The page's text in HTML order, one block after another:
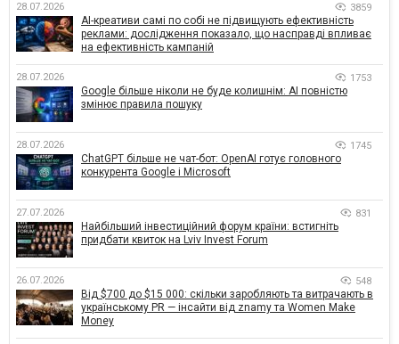
28.07.2026 3859
AI-креативи самі по собі не підвищують ефективність
реклами: дослідження показало, що насправді впливає
на ефективність кампаній
28.07.2026 1753
Google більше ніколи не буде колишнім: AI повністю
змінює правила пошуку
28.07.2026 1745
ChatGPT більше не чат-бот: OpenAI готує головного
конкурента Google і Microsoft
27.07.2026 831
Найбільший інвестиційний форум країни: встигніть
придбати квиток на Lviv Invest Forum
26.07.2026 548
Від $700 до $15 000: скільки заробляють та витрачають в
українському PR — інсайти від znamy та Women Make
Money